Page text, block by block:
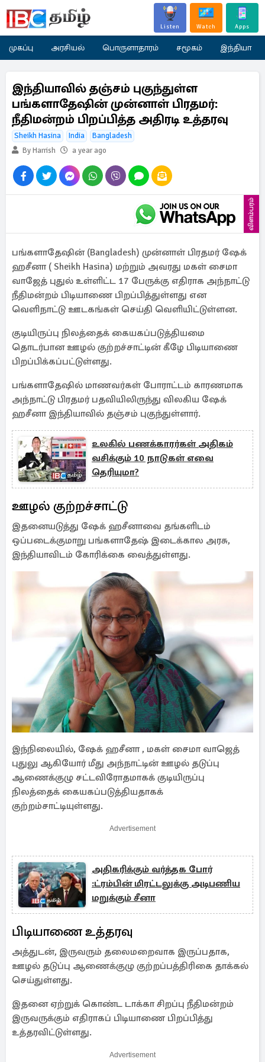
Listen Watch Apps
முகப்பு அரசியல் பொருளாதாரம் சமூகம் இந்தியா
இந்தியாவில் தஞ்சம் புகுந்துள்ள
பங்களாதேஷின் முன்னாள் பிரதமர்:
நீதிமன்றம் பிறப்பித்த அதிரடி உத்தரவு
Sheikh Hasina India
Bangladesh
By Harrish
a year ago
விளம்பரம்
பங்களாதேஷின் (Bangladesh) முன்னாள் பிரதமர் ஷேக்
ஹசீனா ( Sheikh Hasina) மற்றும் அவரது மகள் சைமா
வாஜேத் புதுல் உள்ளிட்ட 17 பேருக்கு எதிராக அந்நாட்டு
நீதிமன்றம் பிடியாணை பிறப்பித்துள்ளது என
வெளிநாட்டு ஊடகங்கள் செய்தி வெளியிட்டுள்ளன.
குடியிருப்பு நிலத்தைக் கையகப்படுத்தியமை
தொடர்பான ஊழல் குற்றச்சாட்டின் கீழே பிடியாணை
பிறப்பிக்கப்பட்டுள்ளது.
பங்களாதேஷில் மாணவர்கள் போராட்டம் காரணமாக
அந்நாட்டு பிரதமர் பதவியிலிருந்து விலகிய ஷேக்
ஹசீனா இந்தியாவில் தஞ்சம் புகுந்துள்ளார்.
உலகில் பணக்காரர்கள் அதிகம்
வசிக்கும் 10 நாடுகள் எவை
தெரியுமா?
ஊழல் குற்றச்சாட்டு
இதனையடுத்து ஷேக் ஹசீனாவை தங்களிடம்
ஒப்படைக்குமாறு பங்களாதேஷ் இடைக்கால அரசு,
இந்தியாவிடம் கோரிக்கை வைத்துள்ளது.
இந்நிலையில், ஷேக் ஹசீனா , மகள் சைமா வாஜெத்
புதுலு ஆகியோர் மீது அந்நாட்டின் ஊழல் தடுப்பு
ஆணைக்குழு சட்டவிரோதமாகக் குடியிருப்பு
நிலத்தைக் கையகப்படுத்தியதாகக்
குற்றம்சாட்டியுள்ளது.
Advertisement
அதிகரிக்கும் வர்த்தக போர்
:ட்ரம்பின் மிரட்டலுக்கு அடிபணிய
மறுக்கும் சீனா
பிடியாணை உத்தரவு
அத்துடன், இருவரும் தலைமறைவாக இருப்பதாக,
ஊழல் தடுப்பு ஆணைக்குழு குற்றப்பத்திரிகை தாக்கல்
செய்துள்ளது.
இதனை ஏற்றுக் கொண்ட டாக்கா சிறப்பு நீதிமன்றம்
இருவருக்கும் எதிராகப் பிடியாணை பிறப்பித்து
உத்தரவிட்டுள்ளது.
Advertisement